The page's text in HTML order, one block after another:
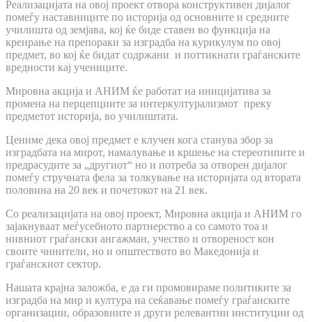
Реализацијата на овој проект отвора конструктивен дијалог
помеѓу наставниците по историја од основните и средните
училишта од земјава, кој ќе биде ставен во функција на
креирање на препораки за изградба на курикулум по овој
предмет, во кој ќе бидат содржани и поттикнати граѓанските
вредности кај учениците.
Мировна акција и АНИМ ќе работат на иницијатива за
промена на перцепциите за интеркултурализмот преку
предметот историја, во училиштата.
Цениме дека овој предмет е клучен кога станува збор за
изградбата на мирот, намалување и кршење на стереотипите и
предрасудите за „другиот“ но и потреба за отворен дијалог
помеѓу стручната фела за толкување на историјата од втората
половина на 20 век и почетокот на 21 век.
Со реализацијата на овој проект, Мировна акција и АНИМ го
зајакнуваат меѓусебното партнерство а со самото тоа и
нивниот граѓански ангажман, учество и отвореност кон
своите чинители, но и општеството во Македонија и
граѓанскиот сектор.
Нашата крајна заложба, е да ги промовираме политиките за
изградба на мир и култура на сеќавање помеѓу граѓанските
организации, образовните и други релевантни институции од